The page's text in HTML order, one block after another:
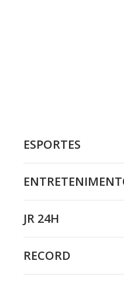
ESPORTES
JR 24H
RECORD